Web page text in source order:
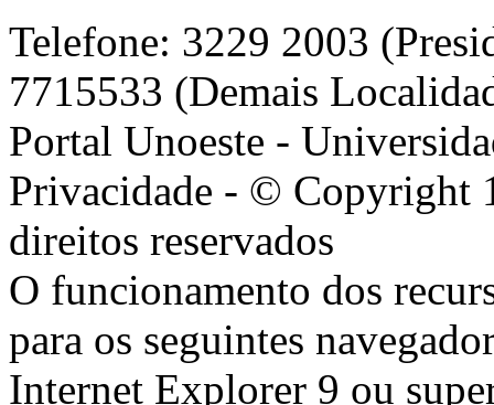
Telefone: 3229 2003
7715533 (Demais
Portal Unoeste -
Privacidade - © Copyright
direitos reservados
O funcionamento dos
para os seguintes
Internet Explorer 9 ou